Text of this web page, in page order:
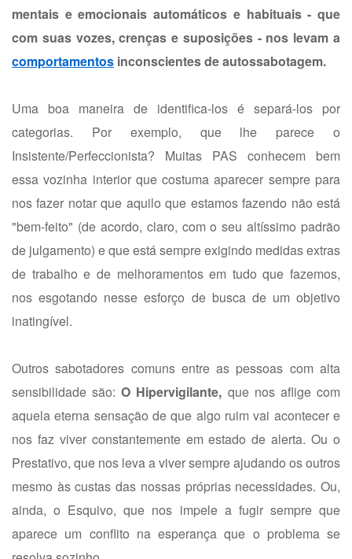
mentais e emocionais automáticos e habituais - que
com suas vozes, crenças e suposições - nos levam a
comportamentos inconscientes de autossabotagem.
Uma boa maneira de identifica-los é separá-los por
categorias. Por exemplo, que lhe parece o
Insistente/Perfeccionista? Muitas PAS conhecem bem
essa vozinha interior que costuma aparecer sempre para
nos fazer notar que aquilo que estamos fazendo não está
"bem-feito" (de acordo, claro, com o seu altíssimo padrão
de julgamento) e que está sempre exigindo medidas extras
de trabalho e de melhoramentos em tudo que fazemos,
nos esgotando nesse esforço de busca de um objetivo
inatingível.
Outros sabotadores comuns entre as pessoas com alta
sensibilidade são:O Hipervigilante, que nos aflige com
aquela eterna sensação de que algo ruim vai acontecer e
nos faz viver constantemente em estado de alerta. Ou o
Prestativo, que nos leva a viver sempre ajudando os outros
mesmo às custas das nossas próprias necessidades. Ou,
ainda, o Esquivo, que nos impele a fugir sempre que
aparece um conflito na esperança que o problema se